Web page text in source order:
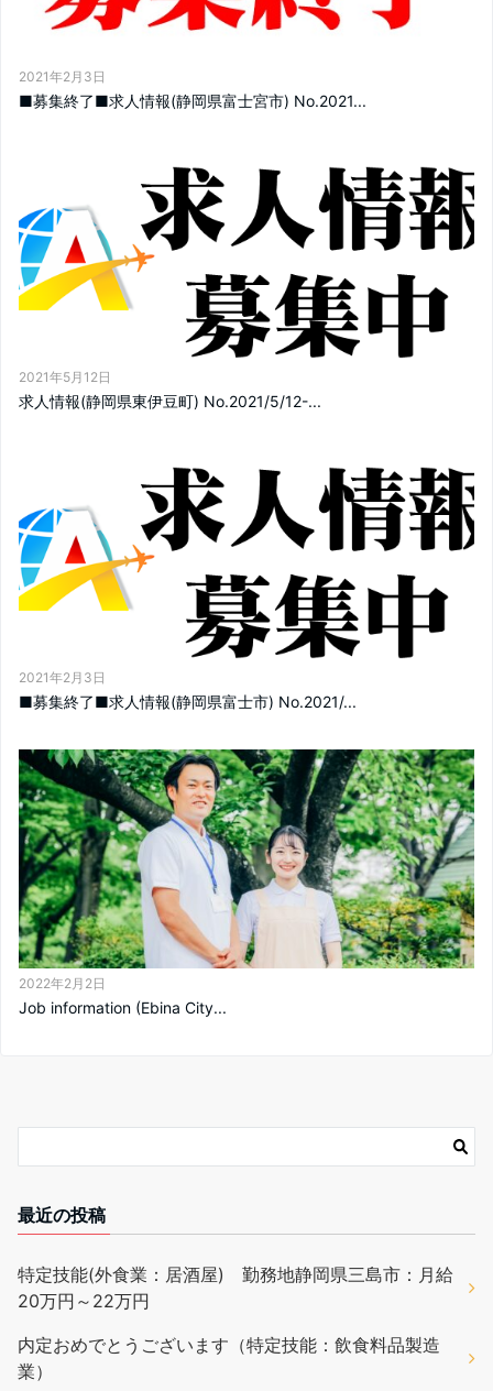
2021年2月3日
■募集終了■求人情報(静岡県富士宮市) No.2021...
2021年5月12日
求人情報(静岡県東伊豆町) No.2021/5/12-...
2021年2月3日
■募集終了■求人情報(静岡県富士市) No.2021/...
2022年2月2日
Job information (Ebina City...
最近の投稿
特定技能(外食業：居酒屋) 勤務地静岡県三島市：月給
20万円～22万円
内定おめでとうございます（特定技能：飲食料品製造
業）